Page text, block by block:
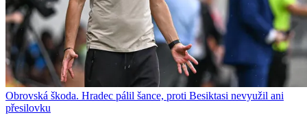
Obrovská škoda. Hradec pálil šance, proti Besiktasi nevyužil ani
přesilovku